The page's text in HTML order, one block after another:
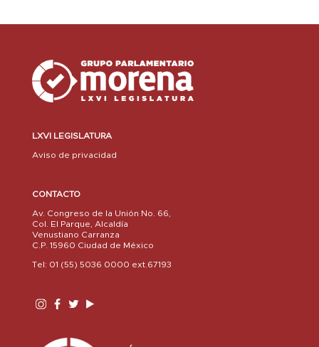
LXVI LEGISLATURA
Aviso de privacidad
CONTACTO
Av. Congreso de la Unión No. 66,
Col. El Parque, Alcaldía
Venustiano Carranza
C.P. 15960 Ciudad de México
Tel: 01 (55) 5036 0000 ext.67193